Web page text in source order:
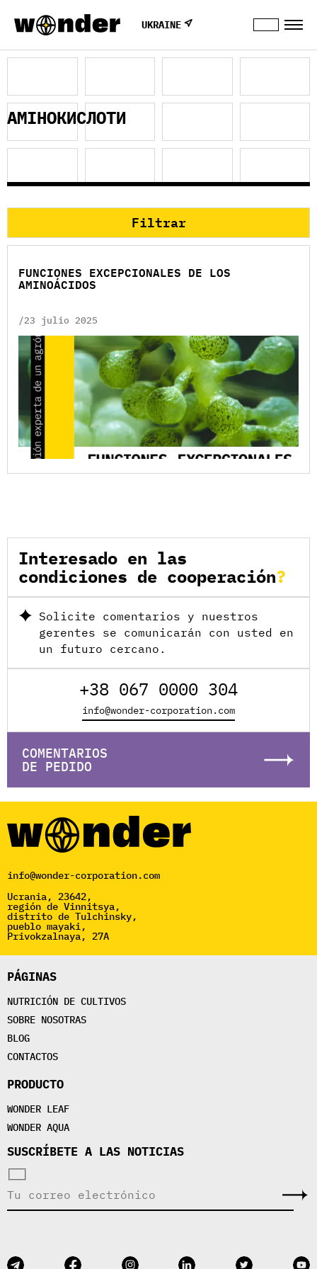
UKRAINE
АМІНОКИСЛОТИ
Filtrar
FUNCIONES EXCEPCIONALES DE LOS
AMINOÁCIDOS
/23 julio 2025
Interesado en las
condiciones de cooperación
Solicite comentarios y nuestros
gerentes se comunicarán con usted en
un futuro cercano.
+38 067 0000 304
info@wonder-corporation.com
COMENTARIOS
DE PEDIDO
info@wonder-corporation.com
Ucrania, 23642,
región de Vinnitsya,
distrito de Tulchinsky,
pueblo mayaki,
Privokzalnaya, 27A
PÁGINAS
NUTRICIÓN DE CULTIVOS
SOBRE NOSOTRAS
BLOG
CONTACTOS
PRODUCTO
WONDER LEAF
WONDER AQUA
SUSCRÍBETE A LAS NOTICIAS